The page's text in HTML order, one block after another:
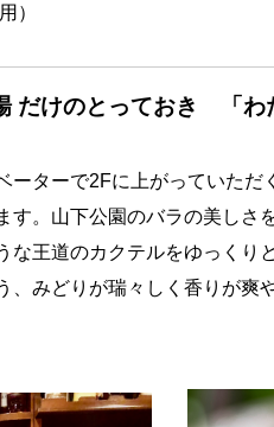
）
だけのとっておき 「
ーターで2Fに上がっていた
す。山下公園のバラの美しさ
な王道のカクテルをゆっくり
、みどりが瑞々しく香りが爽